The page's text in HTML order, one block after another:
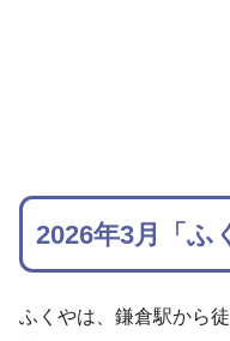
2026年3月「ふ
ふくやは、鎌倉駅から